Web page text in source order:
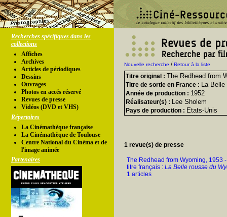
Recherches spécifiques dans les
collections
Affiches
Archives
Articles de périodiques
Dessins
Ouvrages
Photos en accés réservé
Revues de presse
Vidéos (DVD et VHS)
Répertoires
La Cinémathèque française
La Cinémathèque de Toulouse
Centre National du Cinéma et de
l'image animée
Partenaires
Nouvelle recherche /Retour à la liste
Titre original : The Redhead from
Titre de sortie en France : La
Année de production : 1952
Réalisateur(s) : Lee Sholem
Pays de production : Etats-Unis
1 revue(s) de presse
The Redhead from Wyoming, 1953
titre français : La Belle rousse du
1 articles